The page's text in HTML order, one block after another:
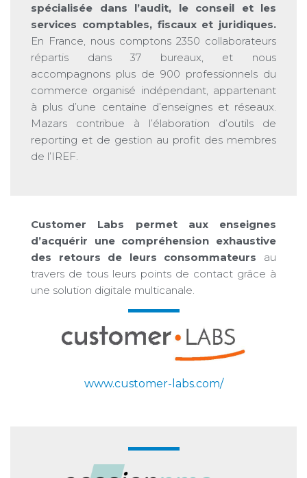
spécialisée dans l’audit, le conseil et les
services comptables, fiscaux et juridiques.
En France, nous comptons 2350 collaborateurs
répartis dans 37 bureaux, et nous
accompagnons plus de 900 professionnels du
commerce organisé indépendant, appartenant
à plus d’une centaine d’enseignes et réseaux.
Mazars contribue à l’élaboration d’outils de
reporting et de gestion au profit des membres
de l’IREF.
Customer Labs permet aux enseignes
d’acquérir une compréhension exhaustive
des retours de leurs consommateurs au
travers de tous leurs points de contact grâce à
une solution digitale multicanale.
www.customer-labs.com/